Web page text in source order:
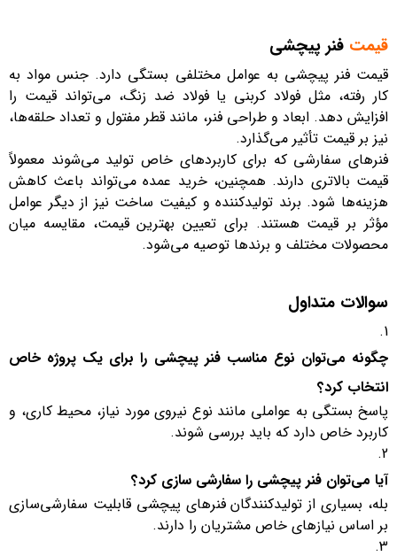
قیمت فنر پیچشی
قیمت فنر پیچشی به عوامل مختلفی بستگی دارد. جنس مواد به
کار رفته، مثل فولاد کربنی یا فولاد ضد زنگ، می‌تواند قیمت را
افزایش دهد. ابعاد و طراحی فنر، مانند قطر مفتول و تعداد حلقه‌ها،
نیز بر قیمت تأثیر می‌گذارد.
فنرهای سفارشی که برای کاربردهای خاص تولید می‌شوند معمولاً
قیمت بالاتری دارند. همچنین، خرید عمده می‌تواند باعث کاهش
هزینه‌ها شود. برند تولیدکننده و کیفیت ساخت نیز از دیگر عوامل
مؤثر بر قیمت هستند. برای تعیین بهترین قیمت، مقایسه میان
محصولات مختلف و برندها توصیه می‌شود.
سوالات متداول
چگونه می‌توان نوع مناسب فنر پیچشی را برای یک پروژه خاص
انتخاب کرد؟
پاسخ بستگی به عواملی مانند نوع نیروی مورد نیاز، محیط کاری، و
کاربرد خاص دارد که باید بررسی شوند.
آیا می‌توان فنر پیچشی را سفارشی ‌سازی کرد؟
بله، بسیاری از تولیدکنندگان فنرهای پیچشی قابلیت سفارشی‌سازی
بر اساس نیازهای خاص مشتریان را دارند.